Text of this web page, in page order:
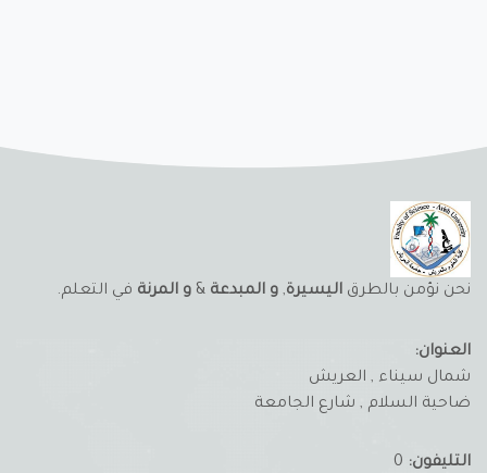
نحن نؤمن بالطرق اليسيرة, و المبدعة & و المرنة في التعلم.
العنوان:
شمال سيناء , العريش
ضاحية السلام , شارع الجامعة
التليفون: